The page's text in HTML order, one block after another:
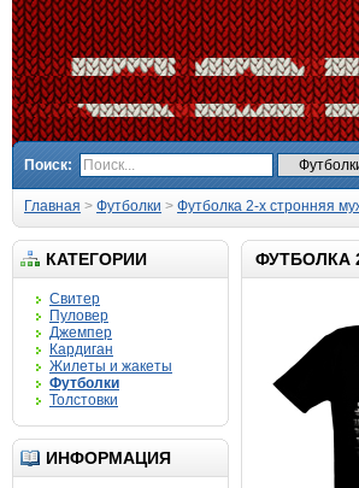
Поиск:
Главная > Футболки > Футболка 2-х стронняя
ФУТБОЛКА
КАТЕГОРИИ
Свитер
Пуловер
Джемпер
Кардиган
Жилеты и жакеты
Футболки
Толстовки
ИНФОРМАЦИЯ